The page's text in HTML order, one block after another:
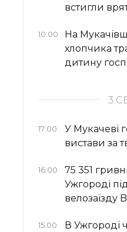
встигли
10:00
На
хлопчика
дитину
3
17:00
У Мукачеві
вистави за
16:00
75 351
Ужгороді
велозаїзду
15:00
В Ужгороді